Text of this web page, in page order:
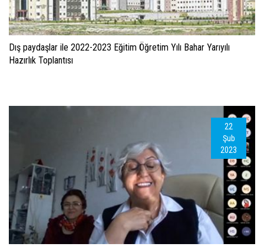
Dış paydaşlar ile 2022-2023 Eğitim Öğretim Yılı Bahar Yarıyılı
Hazırlık Toplantısı
22
Şub
2023